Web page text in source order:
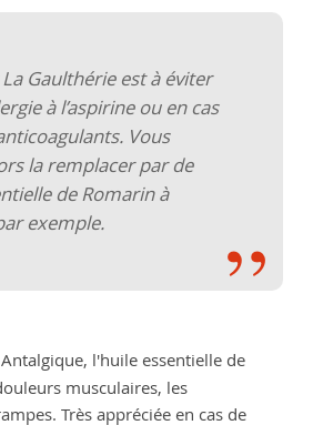
Gaulthérie est à éviter
à l’aspirine ou en cas
Vous
la remplacer par de
de Romarin à
exemple.
l'huile essentielle de
musculaires, les
Très appréciée en cas de